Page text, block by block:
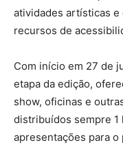
atividades artísticas
recursos de
Com início em 27 de
etapa da edição,
show, oficinas e
distribuídos sempre 1
apresentações para o